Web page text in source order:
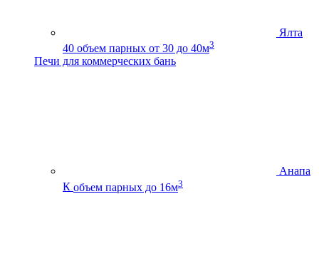
Ялта
40 объем парных от 30 до 40м3
Печи для коммерческих бань
Анапа
К объем парных до 16м3